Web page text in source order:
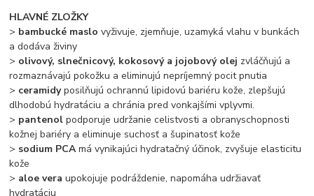
HLAVNÉ ZLOŽKY
> bambucké maslo vyživuje, zjemňuje, uzamyká vlahu v bunkách
a dodáva živiny
> olivový, slnečnicový, kokosový a jojobový olej zvláčňujú a
rozmaznávajú pokožku a eliminujú nepríjemný pocit pnutia
> ceramidyposilňujú ochrannú lipidovú bariéru kože, zlepšujú
dlhodobú hydratáciu a chránia pred vonkajšími vplyvmi.
> pantenol podporuje udržanie celistvosti a obranyschopnosti
kožnej bariéry a eliminuje suchosť a šupinatosť kože
> sodium PCAmá vynikajúci hydratačný účinok, zvyšuje elasticitu
kože
> aloe vera upokojuje podráždenie, napomáha udržiavať
hydratáciu